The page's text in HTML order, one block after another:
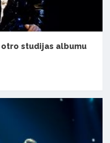
otro studijas albumu